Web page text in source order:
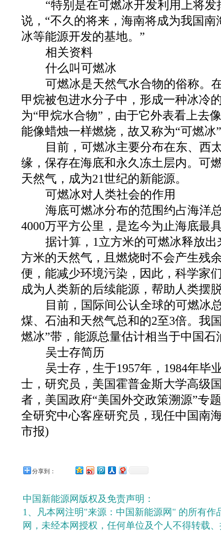
“特别是在可燃冰开发利用上将发
说，“不久的将来，海南将成为我国
冰等能源开发的基地。”
相关资料
什么叫可燃冰
可燃冰是天然气水合物的俗称。
甲烷被包进水分子中，形成一种冰冷
为“甲烷水合物”，由于它外表看上去
能像蜡烛一样燃烧，故又称为“可燃冰
目前，可燃冰主要分布在东、西
缘，保存在海底和永久冻土层内。可
天然气，成为21世纪的新能源。
可燃冰对人类社会的作用
海底可燃冰分布的范围约占海洋
4000万平方公里，是迄今为止海底最
据计算，1立方米的可燃冰释放出
方米的天然气，且燃烧时不会产生残
便，能减少环境污染，因此，科学家
成为人类新的后续能源，帮助人类摆
目前，国际间公认全球的可燃冰
煤、石油和天然气总和的2至3倍。我
燃冰”带，能源总量估计相当于中国石
吴士存简历
吴士存，生于1957年，1984年毕
士，研究员，美国霍普金斯大学高级
者，美国政府“美国外交政策溯源”专
全研究中心客座研究员，现任中国南
市报)
分享到：
中国新能源网版权及免责声明：
1、凡本网注明"来源：中国新能源网" 的所有作
网，未经本网授权，任何单位及个人不得转载